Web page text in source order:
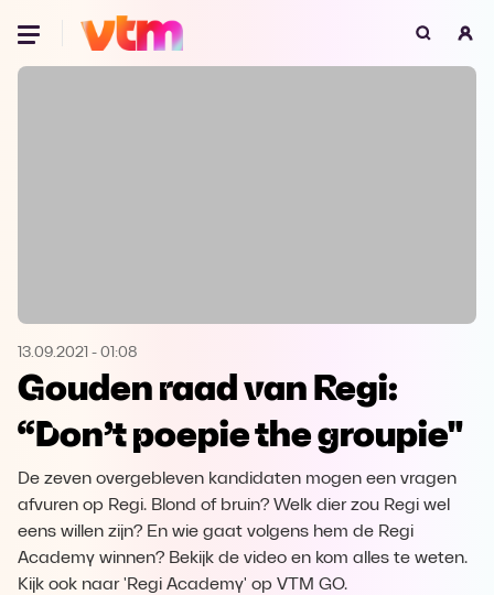
Oeps, browser niet ondersteund
Microsoft Edge Download
Opera Download
13.09.2021 - 01:08
Gouden raad van Regi:
“Don’t poepie the groupie"
De zeven overgebleven kandidaten mogen een vragen
afvuren op Regi. Blond of bruin? Welk dier zou Regi wel
eens willen zijn? En wie gaat volgens hem de Regi
Academy winnen? Bekijk de video en kom alles te weten.
Kijk ook naar 'Regi Academy' op VTM GO.